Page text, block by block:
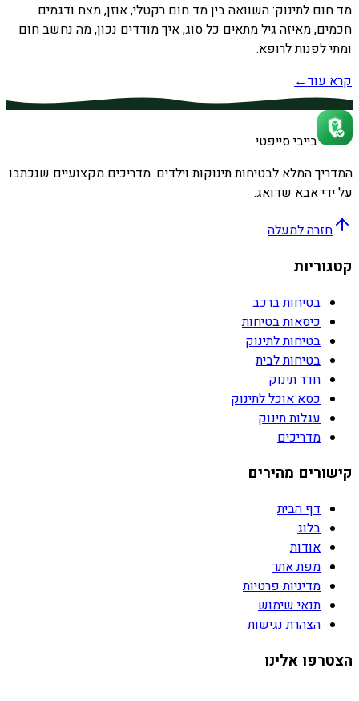
מד חום לתינוק: השוואה בין מד חום רקטלי, אוזן, מצח ודגמים
חכמים, מאיזה גיל מתאים כל סוג, איך מודדים נכון, מה נחשב חום
ומתי לפנות לרופא.
קרא עוד←
בייבי סייפטי
המדריך המלא לבטיחות תינוקות וילדים. מדריכים מקצועיים שנכתבו
על ידי אבא שדואג.
חזרה למעלה
קטגוריות
בטיחות ברכב
כיסאות בטיחות
בטיחות לתינוק
בטיחות לבית
חדר תינוק
כסא אוכל לתינוק
עגלות תינוק
מדריכים
קישורים מהירים
דף הבית
בלוג
אודות
מפת אתר
מדיניות פרטיות
תנאי שימוש
הצהרת נגישות
הצטרפו אלינו